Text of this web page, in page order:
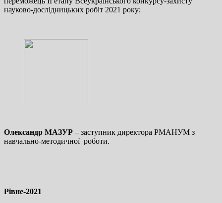
науково-дослідницьких робіт 2021 року;
Олександр МАЗУР – заступник директора РМАНУМ з
навчально-методичної роботи.
Рівне-2021